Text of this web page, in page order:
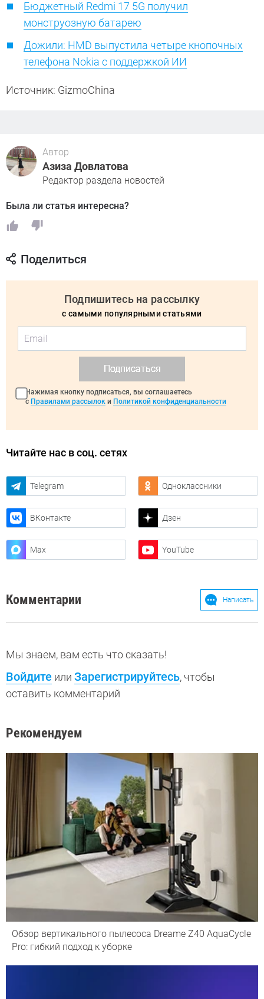
Бюджетный Redmi 17 5G получил
монструозную батарею
Дожили: HMD выпустила четыре кнопочных
телефона Nokia с поддержкой ИИ
Источник: GizmoChina
Автор
Азиза Довлатова
Редактор раздела новостей
Была ли статья интересна?
Поделиться
Подпишитесь на рассылку
с самыми популярными статьями
Подписаться
Нажимая кнопку подписаться, вы соглашаетесь
с Правилами рассылок и Политикой конфиденциальности
Читайте нас в соц. сетях
Telegram Одноклассники
ВКонтакте Дзен
Max YouTube
Комментарии Написать
Мы знаем, вам есть что сказать!
Войдите или Зарегистрируйтесь, чтобы
оставить комментарий
Рекомендуем
Обзор вертикального пылесоса Dreame Z40 AquaCycle
Pro: гибкий подход к уборке